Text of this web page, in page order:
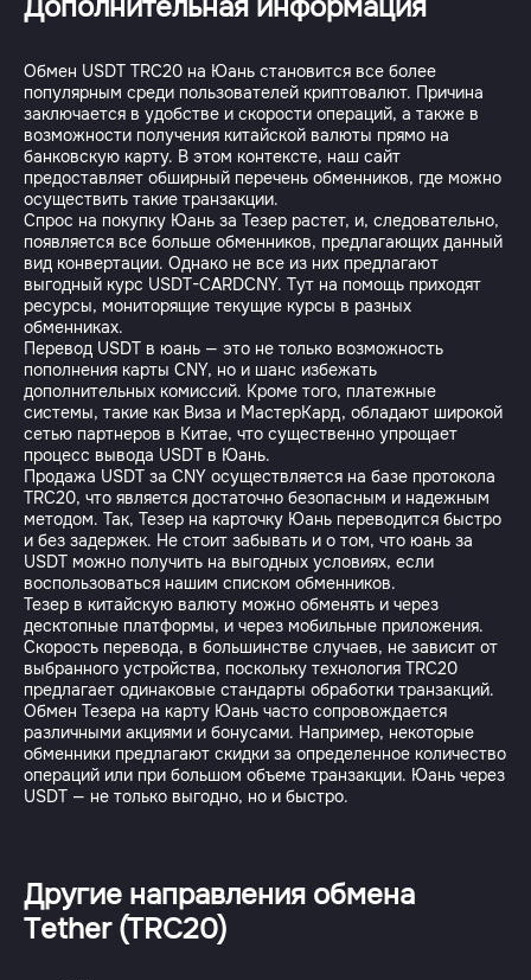
Дополнительная информация
Обмен USDT TRC20 на Юань становится все более
популярным среди пользователей криптовалют. Причина
заключается в удобстве и скорости операций, а также в
возможности получения китайской валюты прямо на
банковскую карту. В этом контексте, наш сайт
предоставляет обширный перечень обменников, где можно
осуществить такие транзакции.
Спрос на покупку Юань за Тезер растет, и, следовательно,
появляется все больше обменников, предлагающих данный
вид конвертации. Однако не все из них предлагают
выгодный курс USDT-CARDCNY. Тут на помощь приходят
ресурсы, мониторящие текущие курсы в разных
обменниках.
Перевод USDT в юань — это не только возможность
пополнения карты CNY, но и шанс избежать
дополнительных комиссий. Кроме того, платежные
системы, такие как Виза и МастерКард, обладают широкой
сетью партнеров в Китае, что существенно упрощает
процесс вывода USDT в Юань.
Продажа USDT за CNY осуществляется на базе протокола
TRC20, что является достаточно безопасным и надежным
методом. Так, Тезер на карточку Юань переводится быстро
и без задержек. Не стоит забывать и о том, что юань за
USDT можно получить на выгодных условиях, если
воспользоваться нашим списком обменников.
Тезер в китайскую валюту можно обменять и через
десктопные платформы, и через мобильные приложения.
Скорость перевода, в большинстве случаев, не зависит от
выбранного устройства, поскольку технология TRC20
предлагает одинаковые стандарты обработки транзакций.
Обмен Тезера на карту Юань часто сопровождается
различными акциями и бонусами. Например, некоторые
обменники предлагают скидки за определенное количество
операций или при большом объеме транзакции. Юань через
USDT — не только выгодно, но и быстро.
Другие направления обмена
Tether (TRC20)